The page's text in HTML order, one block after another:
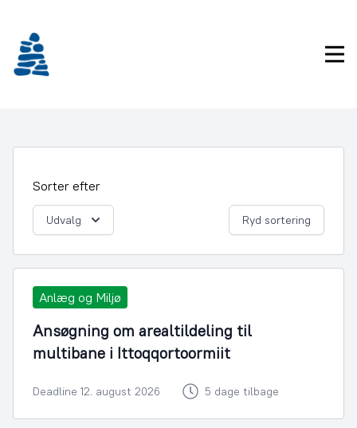
indhold
Sorter efter
Udvalg Ryd sortering
Anlæg og Miljø
Ansøgning om arealtildeling til
multibane i Ittoqqortoormiit
Deadline 12. august 2026 5 dage tilbage